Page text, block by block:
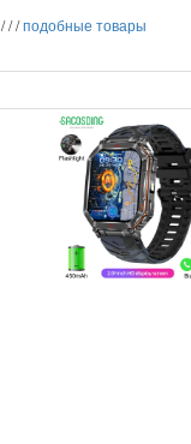
///подобные товары